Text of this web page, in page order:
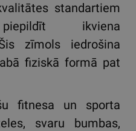
standartiem
ikviena
zīmols iedrošina
fiziskā formā pat
fitnesa un sporta
svaru bumbas,